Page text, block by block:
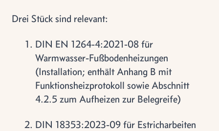
Drei Stück sind relevant:
DIN EN 1264-4:2021-08 für
Warmwasser-Fußbodenheizungen
(Installation; enthält Anhang B mit
Funktionsheizprotokoll sowie Abschnitt
4.2.5 zum Aufheizen zur Belegreife)
DIN 18353:2023-09 für Estricharbeiten